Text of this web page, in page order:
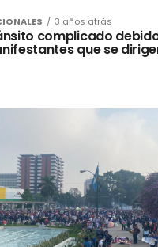
3 años atrás
complicado
que se